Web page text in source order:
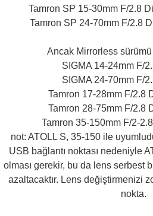
Tamron SP 15-30mm F/2.8
Tamron SP 24-70mm F/2.8
Ancak Mirrorless
SIGMA 14-24mm F/
SIGMA 24-70mm F/
Tamron 17-28mm F/2.8
Tamron 28-75mm F/2.8
Tamron 35-150mm F/2-
not: ATOLL S, 35-150 ile
USB bağlantı noktası nedeniyle
olması gerekir, bu da lens serbest
azaltacaktır. Lens değiştirmenizi
nokta.